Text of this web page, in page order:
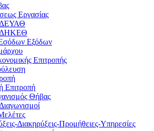
Εργασίας
ΔΕΥΑΘ
ΔΗΚΕΘ
Εξόδων
Επιτροπής
Επιτροπή
Θήβας
Διακηρύξεις-Προμήθειες-Υπηρεσίες